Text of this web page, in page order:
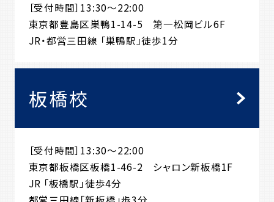
［受付時間］13:30～22:00
東京都豊島区巣鴨1-14-5 第一松岡ビル6F
JR・都営三田線 「巣鴨駅」徒歩1分
板橋校
［受付時間］13:30～22:00
東京都板橋区板橋1-46-2 シャロン新板橋1F
JR 「板橋駅」徒歩4分
都営三田線「新板橋」歩3分